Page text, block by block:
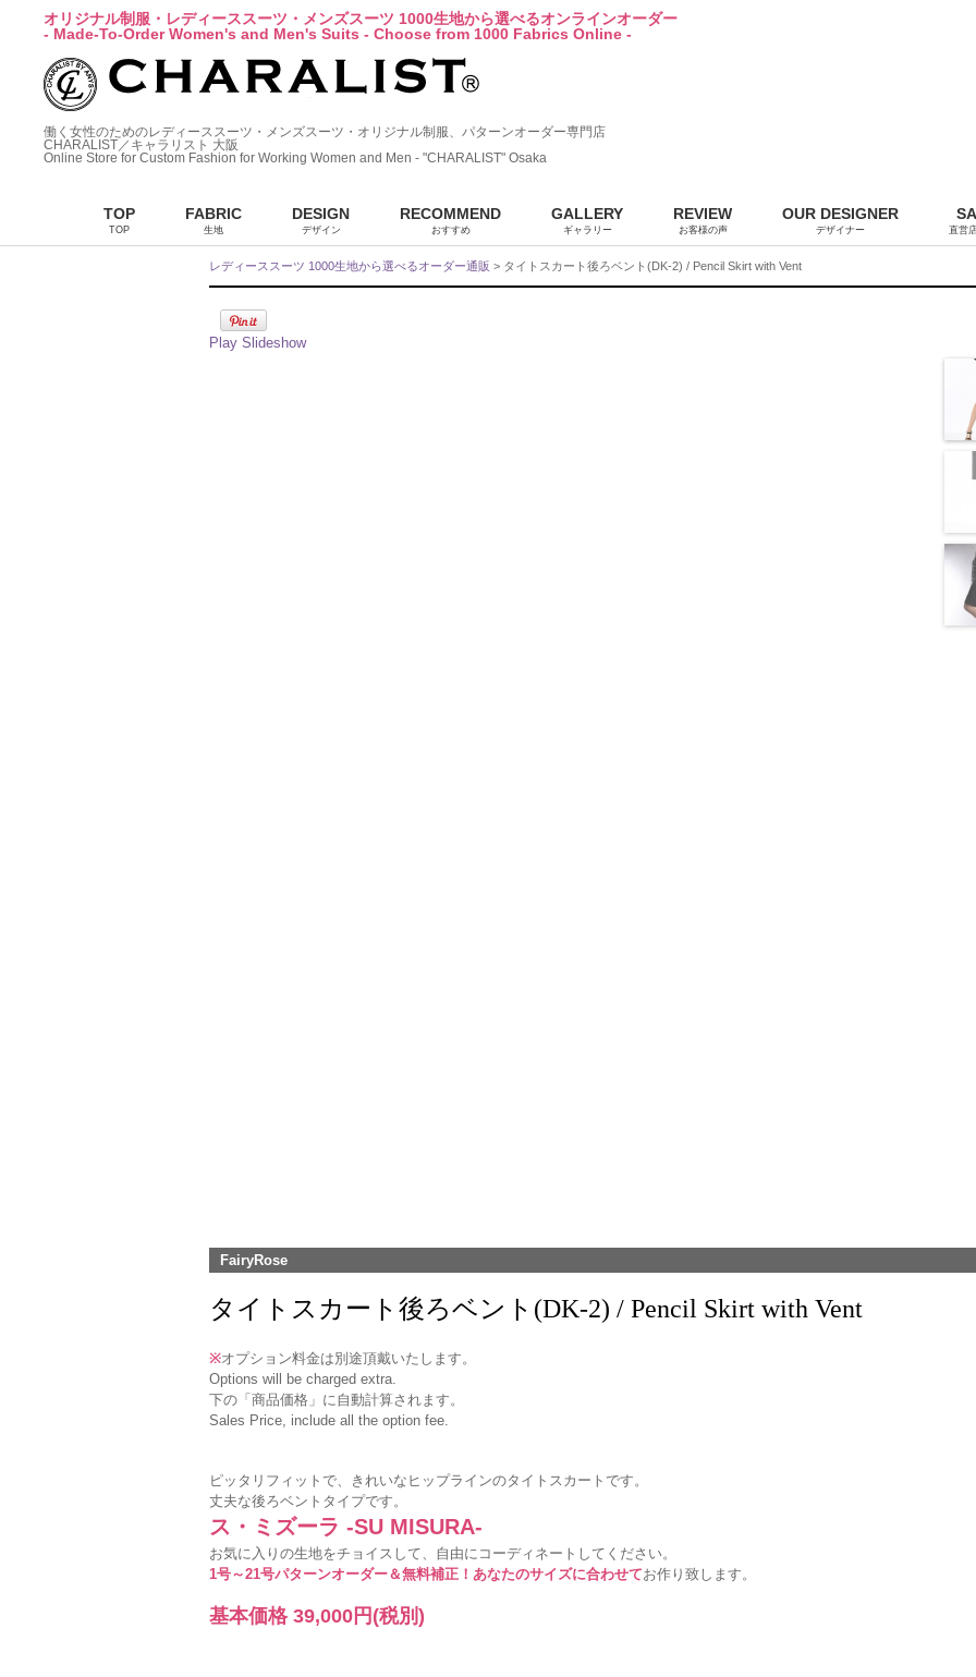
オリジナル制服・レディーススーツ・メンズスーツ 1000生地から選べるオンラインオーダー
- Made-To-Order Women's and Men's Suits - Choose from 1000 Fabrics Online -
働く女性のためのレディーススーツ・メンズスーツ・オリジナル制服、パターンオーダー専門店
CHARALIST／キャラリスト 大阪
Online Store for Custom Fashion for Working Women and Men - "CHARALIST" Osaka
TOP
TOP
FABRIC
生地
DESIGN
デザイン
RECOMMEND
おすすめ
GALLERY
ギャラリー
REVIEW
お客様の声
OUR DESIGNER
デザイナー 直営
レディーススーツ 1000生地から選べるオーダー通販 > タイトスカート後ろベント(DK-2) / Pencil Skirt with Vent
Play Slideshow
FairyRose
タイトスカート後ろベント(DK-2) / Pencil Skirt with Vent
※オプション料金は別途頂戴いたします。
Options will be charged extra.
下の「商品価格」に自動計算されます。
Sales Price, include all the option fee.
ピッタリフィットで、きれいなヒップラインのタイトスカートです。
丈夫な後ろベントタイプです。
ス・ミズーラ -SU MISURA-
お気に入りの生地をチョイスして、自由にコーディネートしてください。
1号～21号パターンオーダー＆無料補正！あなたのサイズに合わせてお作り致します。
基本価格 39,000円 (税別)